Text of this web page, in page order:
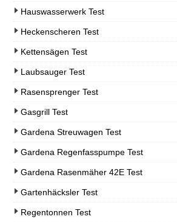
Hauswasserwerk Test
Heckenscheren Test
Kettensägen Test
Laubsauger Test
Rasensprenger Test
Gasgrill Test
Gardena Streuwagen Test
Gardena Regenfasspumpe Test
Gardena Rasenmäher 42E Test
Gartenhäcksler Test
Regentonnen Test